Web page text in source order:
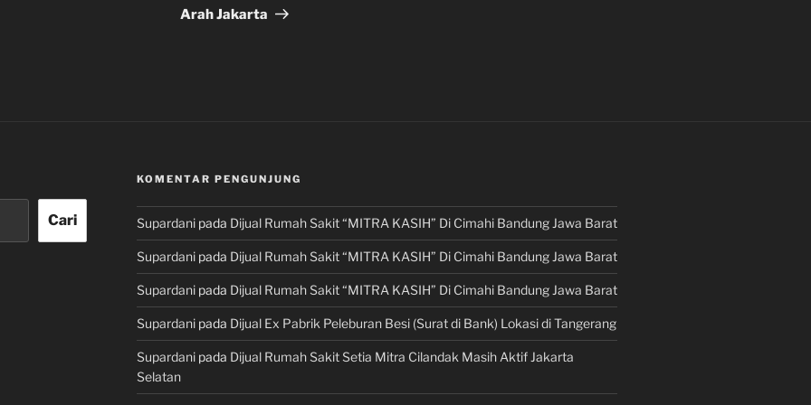
Arah Jakarta
Cari
KOMENTAR PENGUNJUNG
Supardanipada Dijual Rumah Sakit “MITRA KASIH” Di Cimahi Bandung Jawa Barat
Supardanipada Dijual Rumah Sakit “MITRA KASIH” Di Cimahi Bandung Jawa Barat
Supardanipada Dijual Rumah Sakit “MITRA KASIH” Di Cimahi Bandung Jawa Barat
Supardanipada Dijual Ex Pabrik Peleburan Besi (Surat di Bank) Lokasi di Tangerang
Supardanipada Dijual Rumah Sakit Setia Mitra Cilandak Masih Aktif Jakarta
Selatan